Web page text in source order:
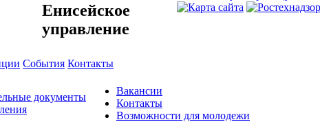
Енисейское
управление
События Контакты
документы
Вакансии
Контакты
Возможности для молодежи